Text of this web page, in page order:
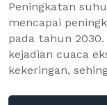
Peningkatan
mencapai
pada tahun
kejadian cuaca
kekeringan,